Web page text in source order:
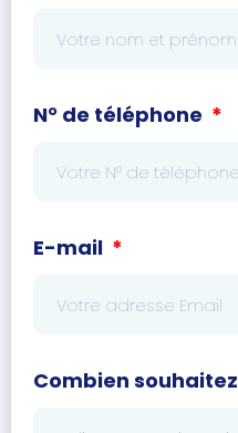
N° de téléphone
E-mail
Combien